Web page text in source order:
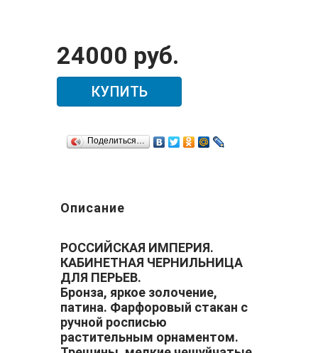
24000 руб.
КУПИТЬ
Поделиться…
Описание
РОССИЙСКАЯ ИМПЕРИЯ.
КАБИНЕТНАЯ ЧЕРНИЛЬНИЦА
ДЛЯ ПЕРЬЕВ.
Бронза, яркое золочение,
патина. Фарфоровый стакан с
ручной росписью
растительным орнаментом.